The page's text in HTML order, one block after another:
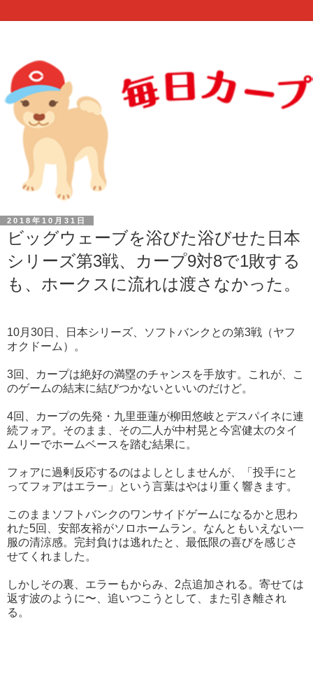
2018年10月31日
ビッグウェーブを浴びた浴びせた日本
シリーズ第3戦、カープ9対8で1敗する
も、ホークスに流れは渡さなかった。
10月30日、日本シリーズ、ソフトバンクとの第3戦（ヤフ
オクドーム）。
3回、カープは絶好の満塁のチャンスを手放す。これが、こ
のゲームの結末に結びつかないといいのだけど。
4回、カープの先発・九里亜蓮が柳田悠岐とデスパイネに連
続フォア。そのまま、その二人が中村晃と今宮健太のタイ
ムリーでホームベースを踏む結果に。
フォアに過剰反応するのはよしとしませんが、「投手にと
ってフォアはエラー」という言葉はやはり重く響きます。
このままソフトバンクのワンサイドゲームになるかと思わ
れた5回、安部友裕がソロホームラン。なんともいえない一
服の清涼感。完封負けは逃れたと、最低限の喜びを感じさ
せてくれました。
しかしその裏、エラーもからみ、2点追加される。寄せては
返す波のように〜、追いつこうとして、また引き離され
る。